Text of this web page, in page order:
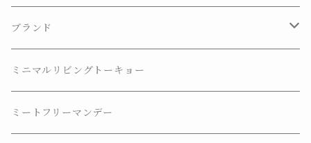
ギフトセット
ブランド
BOOMING_BOB
Marius Fabre
ミニマルリビングトーキョー
ミートフリーマンデー